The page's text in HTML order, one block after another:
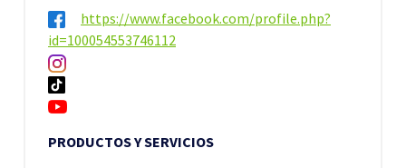
https://www.facebook.com/profile.php?
id=100054553746112
PRODUCTOS Y SERVICIOS